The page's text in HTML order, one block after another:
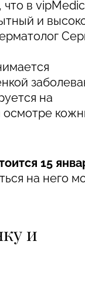
в
и
на
15
на него
и